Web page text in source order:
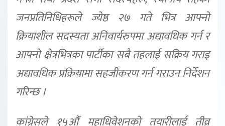
जनप्रतिनिधिहरूले ज्येष्ठ २७ गते भित्र आफ्नो
क्रियाशील सदस्यता अनिवार्यरुपमा अद्यावधिक गर्न र
आफ्नो क्षेत्रभित्रका पार्टीका सबै तहलाई सक्रिय गराइ
अद्यावधिक प्रक्रियामा सहजीकरण गर्न गराउन निर्देशन
गरिन्छ ।
कांग्रेसले १५औँ महाधिवेशनको तयारीलाई तीव्र